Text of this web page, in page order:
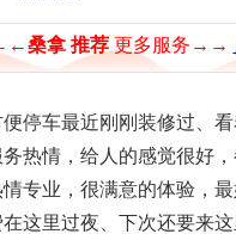
停车最近刚刚装修过、
热情，给人的感觉很好，
专业，很满意的体验，
这里过夜、下次还要来这